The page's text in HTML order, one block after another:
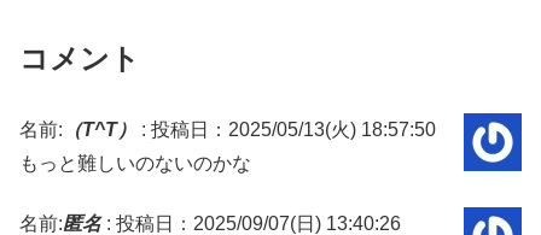
コメント
名前: （T^T） : 投稿日：2025/05/13(火) 18:57:50
もっと難しいのないのかな
名前:匿名: 投稿日：2025/09/07(日) 13:40:26